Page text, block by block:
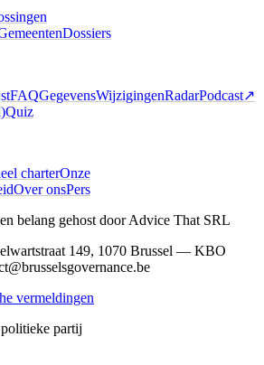
Dossiers
FAQGegevensWijzigingenRadarPodcast↗
)Quiz
charterOnze
Over onsPers
belang gehost door Advice That SRL
149, 1070 Brussel — KBO
vermeldingen
partij